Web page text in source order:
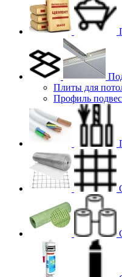
Плиты для
Профиль